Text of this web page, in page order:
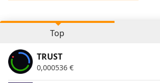
Top
TRUST
0,000536 €